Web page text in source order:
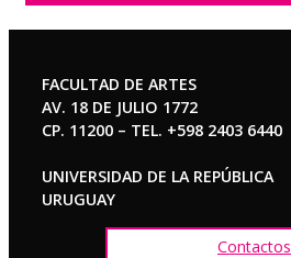
FACULTAD DE ARTES
AV. 18 DE JULIO 1772
CP. 11200 – TEL. +598 2403 6440
UNIVERSIDAD DE LA REPÚBLICA
URUGUAY
Contactos